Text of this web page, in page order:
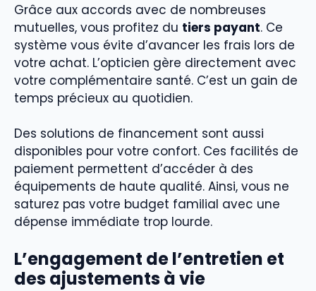
Grâce aux accords avec de nombreuses
mutuelles, vous profitez du tiers payant. Ce
système vous évite d’avancer les frais lors de
votre achat. L’opticien gère directement avec
votre complémentaire santé. C’est un gain de
temps précieux au quotidien.
Des solutions de financement sont aussi
disponibles pour votre confort. Ces facilités de
paiement permettent d’accéder à des
équipements de haute qualité. Ainsi, vous ne
saturez pas votre budget familial avec une
dépense immédiate trop lourde.
L’engagement de l’entretien et
des ajustements à vie